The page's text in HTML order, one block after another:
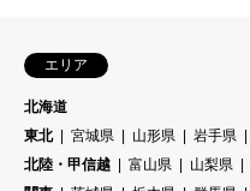
エリア
北海道
東北
宮城県 山形県 岩手県
北陸・甲信越
富山県 山梨県